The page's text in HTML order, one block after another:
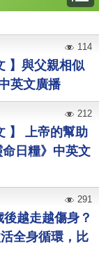
】與父親相似
英文廣播
114
】 上帝的幫助
日糧》中英文
212
後越走越傷身？
全身循環，比
291